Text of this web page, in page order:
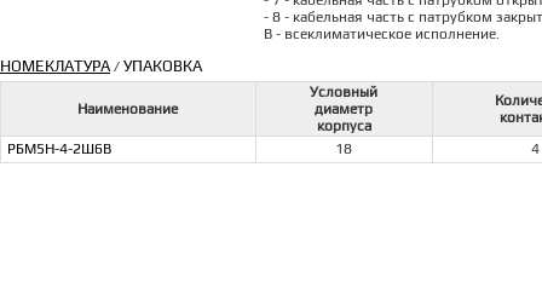
- 8 - кабельная часть с патрубком
В - всеклиматическое исполнение.
НОМЕКЛАТУРА/ УПАКОВКА
Наименование
Условный
диаметр
корпуса
РБМ5Н-4-2Ш6В
18 4